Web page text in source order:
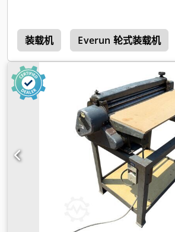
装载机 Everun 轮式装载机